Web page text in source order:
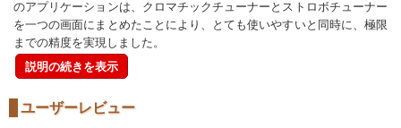
のアプリケーションは、クロマチックチューナーとストロボチューナー
を一つの画面にまとめたことにより、とても使いやすいと同時に、極限
までの精度を実現しました。
説明の続きを表示
ユーザーレビュー